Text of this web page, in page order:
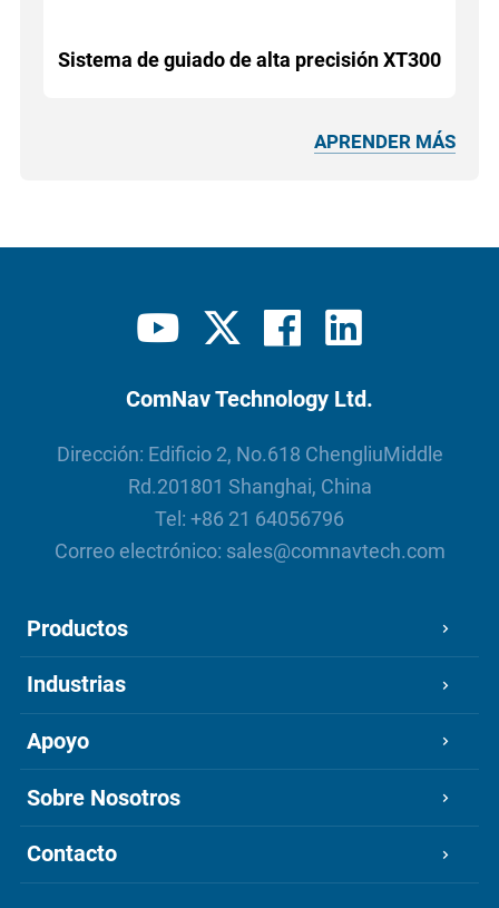
Sistema de guiado de alta precisión XT300
APRENDER MÁS
ComNav Technology Ltd.
Dirección: Edificio 2, No.618 ChengliuMiddle
Rd.201801 Shanghai, China
Tel: +86 21 64056796
Correo electrónico: sales@comnavtech.com
Productos
Industrias
Apoyo
Sobre Nosotros
Contacto